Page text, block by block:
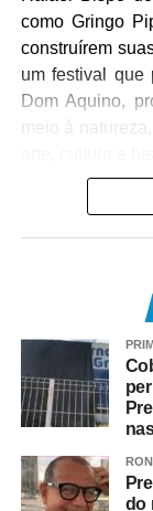
como Gringo
construírem
um festival que
Dom Aquino,
meio à
A oficina
confecção,
participam de
Durante toda a
sorteio de
“Mais do que
proporcionar
brincavam de
do